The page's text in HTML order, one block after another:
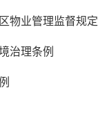
物业管理监督规定
治理条例